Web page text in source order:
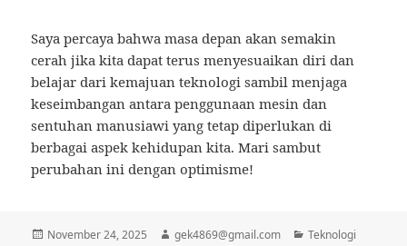
Saya percaya bahwa masa depan akan semakin
cerah jika kita dapat terus menyesuaikan diri dan
belajar dari kemajuan teknologi sambil menjaga
keseimbangan antara penggunaan mesin dan
sentuhan manusiawi yang tetap diperlukan di
berbagai aspek kehidupan kita. Mari sambut
perubahan ini dengan optimisme!
Posted
November 24, 2025 Author
gek4869@gmail.com Categories
Teknologi